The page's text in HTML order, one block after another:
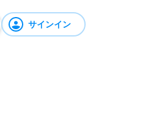
サインイン